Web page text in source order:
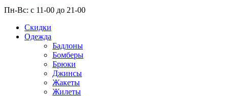
Пн-Вс: с 11-00 до 21-00
Скидки
Одежда
Бадлоны
Бомберы
Брюки
Джинсы
Жакеты
Жилеты